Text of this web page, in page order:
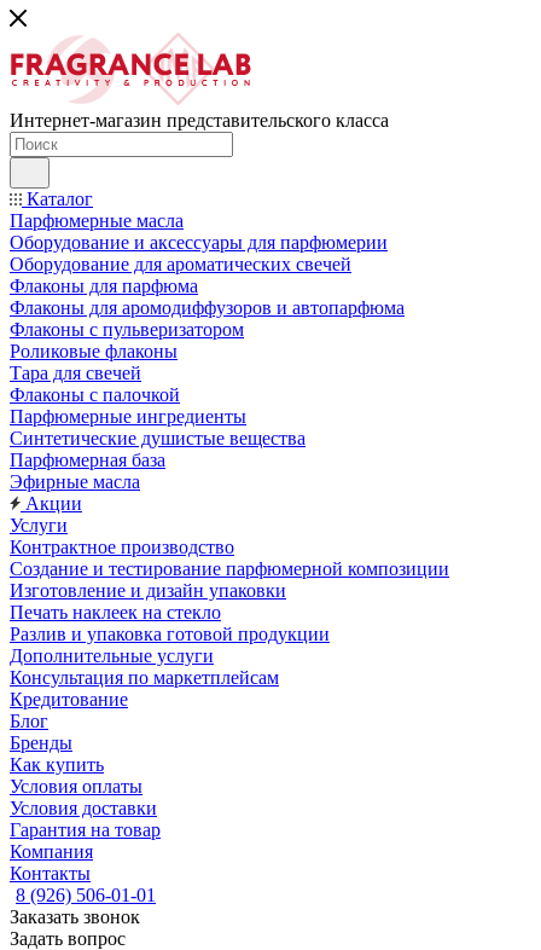
Интернет-магазин представительского класса
Каталог
Парфюмерные масла
Оборудование и аксессуары для парфюмерии
Оборудование для ароматических свечей
Флаконы для парфюма
Флаконы для аромодиффузоров и автопарфюма
Флаконы с пульверизатором
Роликовые флаконы
Тара для свечей
Флаконы с палочкой
Парфюмерные ингредиенты
Синтетические душистые вещества
Парфюмерная база
Эфирные масла
Акции
Услуги
Контрактное производство
Создание и тестирование парфюмерной композиции
Изготовление и дизайн упаковки
Печать наклеек на стекло
Разлив и упаковка готовой продукции
Дополнительные услуги
Консультация по маркетплейсам
Кредитование
Блог
Бренды
Как купить
Условия оплаты
Условия доставки
Гарантия на товар
Компания
Контакты
8 (926) 506-01-01
Заказать звонок
Задать вопрос